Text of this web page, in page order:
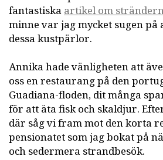
fantastiskaartikel om
minne var jag mycket sugen
dessa kustpärlor.
Annika hade vänligheten att
oss en restaurang på den
Guadiana-floden, dit många
för att äta fisk och skaldjur.
där såg vi fram mot den korta
pensionatet som jag bokat på
och sedermera strandbesök.